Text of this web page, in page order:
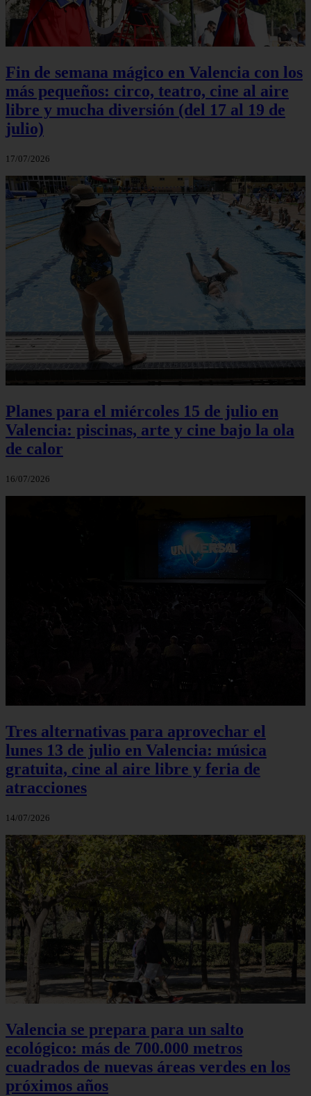
Fin de semana mágico en Valencia con los
más pequeños: circo, teatro, cine al aire
libre y mucha diversión (del 17 al 19 de
julio)
17/07/2026
Planes para el miércoles 15 de julio en
Valencia: piscinas, arte y cine bajo la ola
de calor
16/07/2026
Tres alternativas para aprovechar el
lunes 13 de julio en Valencia: música
gratuita, cine al aire libre y feria de
atracciones
14/07/2026
Valencia se prepara para un salto
ecológico: más de 700.000 metros
cuadrados de nuevas áreas verdes en los
próximos años